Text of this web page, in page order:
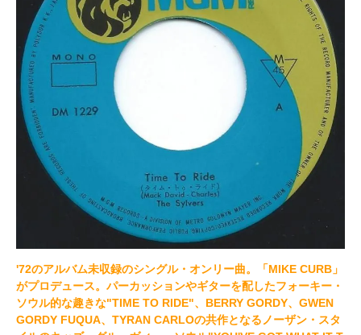
'72のアルバム未収録のシングル・オンリー曲。「MIKE CURB」
がプロデュース。パーカッションやギターを配したフォーキー・
ソウル的な趣きな"TIME TO RIDE"、BERRY GORDY、GWEN
GORDY FUQUA、TYRAN CARLOの共作となるノーザン・スタ